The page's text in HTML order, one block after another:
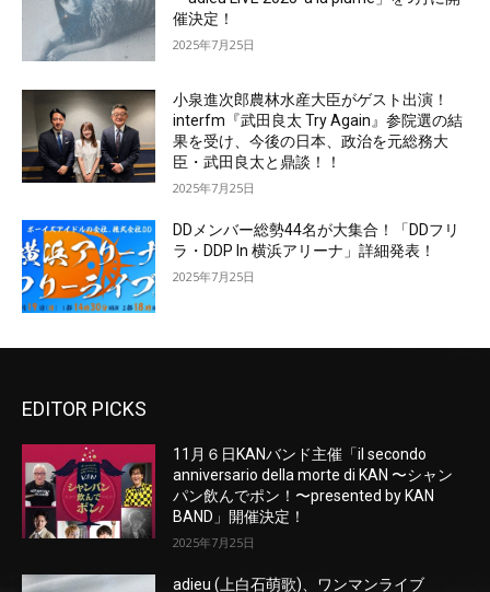
催決定！
2025年7月25日
小泉進次郎農林水産大臣がゲスト出演！
interfm『武田良太 Try Again』参院選の結
果を受け、今後の日本、政治を元総務大
臣・武田良太と鼎談！！
2025年7月25日
DDメンバー総勢44名が大集合！「DDフリ
ラ・DDP In 横浜アリーナ」詳細発表！
2025年7月25日
EDITOR PICKS
11月６日KANバンド主催「il secondo
anniversario della morte di KAN 〜シャン
パン飲んでポン！〜presented by KAN
BAND」開催決定！
2025年7月25日
adieu (上白石萌歌)、ワンマンライブ